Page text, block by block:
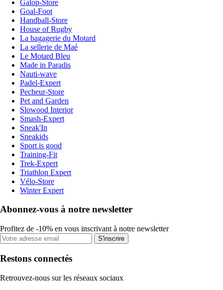
Galop-Store
Goal-Foot
Handball-Store
House of Rugby
La bagagerie du Motard
La sellerie de Maé
Le Motard Bleu
Made in Paradis
Nauti-wave
Padel-Expert
Pecheur-Store
Pet and Garden
Slowood Interior
Smash-Expert
Sneak'In
Sneakids
Sport is good
Training-Fit
Trek-Expert
Triathlon Expert
Vélo-Store
Winter Expert
Abonnez-vous à notre newsletter
Profitez de -10% en vous inscrivant à notre newsletter
S'inscrire
Restons connectés
Retrouvez-nous sur les réseaux sociaux